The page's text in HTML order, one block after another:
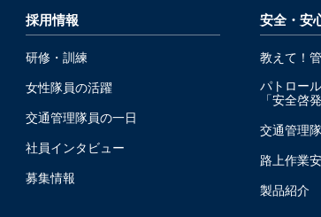
採用情報
研修・訓練
女性隊員の活躍
交通管理隊員の一日
社員インタビュー
募集情報
安全・安
教えて！
パトロー
「安全啓
交通管理
路上作業
製品紹介